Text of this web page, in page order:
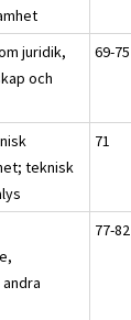
juridik,
och
69-75
teknisk
71
77-82